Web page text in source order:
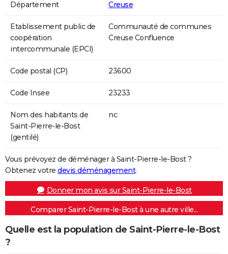
Département Creuse
Etablissement public de
coopération
intercommunale (EPCI)
Communauté de communes
Creuse Confluence
Code postal (CP) 23600
Code Insee 23233
Nom des habitants de
Saint-Pierre-le-Bost
(gentilé)
nc
Vous prévoyez de déménager à Saint-Pierre-le-Bost ?
Obtenez votre devis déménagement.
Donner mon avis sur Saint-Pierre-le-Bost
Comparer Saint-Pierre-le-Bost à une autre ville...
Quelle est la population de Saint-Pierre-le-Bost
?